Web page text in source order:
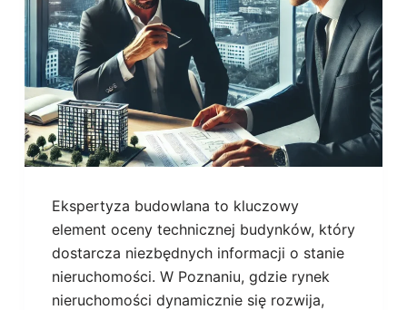
Ekspertyza budowlana to kluczowy
element oceny technicznej budynków, który
dostarcza niezbędnych informacji o stanie
nieruchomości. W Poznaniu, gdzie rynek
nieruchomości dynamicznie się rozwija,